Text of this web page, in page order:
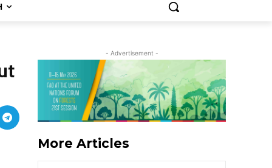
- Advertisement -
More Articles